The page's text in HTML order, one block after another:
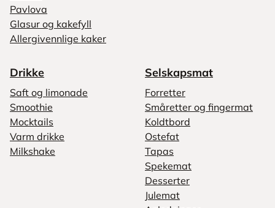
Pavlova
Glasur og kakefyll
Allergivennlige kaker
Drikke
Saft og limonade
Smoothie
Mocktails
Varm drikke
Milkshake
Selskapsmat
Forretter
Småretter og fingermat
Koldtbord
Ostefat
Tapas
Spekemat
Desserter
Julemat